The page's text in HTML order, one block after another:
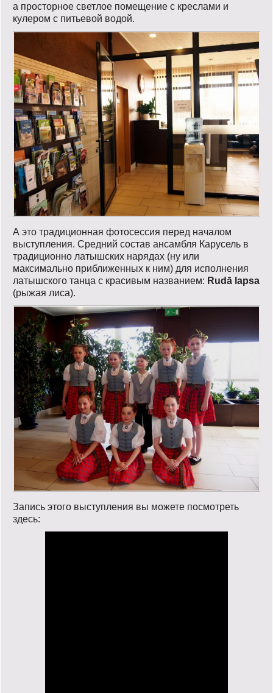
а просторное светлое помещение с креслами и
кулером с питьевой водой.
А это традиционная фотосессия перед началом
выступления. Средний состав ансамбля Карусель в
традиционно латышских нарядах (ну или
максимально приближенных к ним) для исполнения
латышского танца с красивым названием: Rudā lapsa
(рыжая лиса).
Запись этого выступления вы можете посмотреть
здесь: